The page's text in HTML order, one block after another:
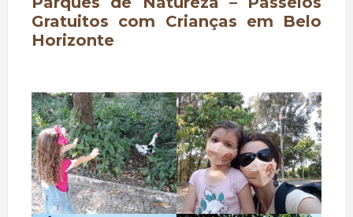
Gratuitos com Crianças em Belo
Horizonte